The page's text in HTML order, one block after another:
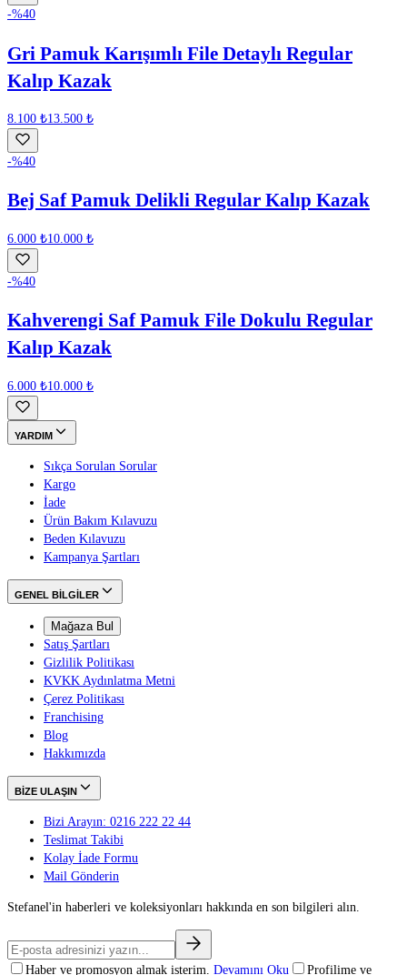
-%40
Gri Pamuk Karışımlı File Detaylı Regular
Kalıp Kazak
8.100 ₺13.500 ₺
-%40
Bej Saf Pamuk Delikli Regular Kalıp Kazak
6.000 ₺10.000 ₺
-%40
Kahverengi Saf Pamuk File Dokulu Regular
Kalıp Kazak
6.000 ₺10.000 ₺
YARDIM
Sıkça Sorulan Sorular
Kargo
İade
Ürün Bakım Kılavuzu
Beden Kılavuzu
Kampanya Şartları
GENEL BİLGİLER
Mağaza Bul
Satış Şartları
Gizlilik Politikası
KVKK Aydınlatma Metni
Çerez Politikası
Franchising
Blog
Hakkımızda
BİZE ULAŞIN
Bizi Arayın: 0216 222 22 44
Teslimat Takibi
Kolay İade Formu
Mail Gönderin
Stefanel'in haberleri ve koleksiyonları hakkında en son bilgileri alın.
Haber ve promosyon almak isterim. Devamını Oku Profilime ve